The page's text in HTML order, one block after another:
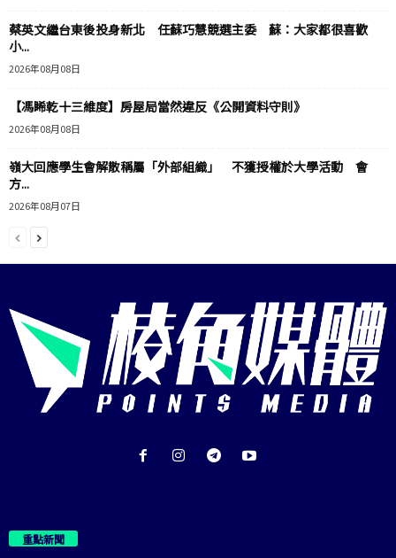
蔡英文繼台東後投身新北 任蘇巧慧競選主委 蘇：大家都很喜歡
小...
2026年08月08日
【馮睎乾十三維度】房屋局當然違反《公開資料守則》
2026年08月08日
嶺大回應學生會解散稱屬「外部組織」 不獲授權於大學活動 會
方...
2026年08月07日
重點新聞